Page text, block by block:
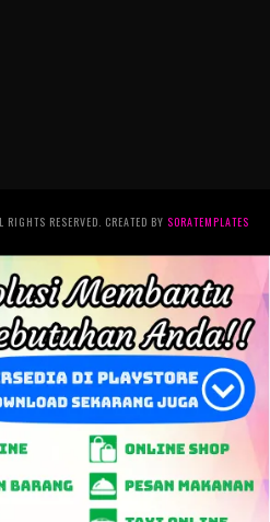
RESERVED. CREATED BY SORATEMPLATES